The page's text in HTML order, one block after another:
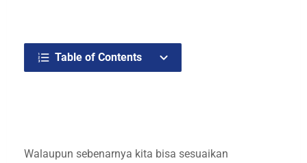
Table of Contents
Walaupun sebenarnya kita bisa sesuaikan